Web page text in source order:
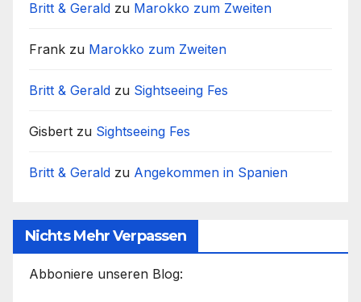
Britt & Gerald zu Marokko zum Zweiten
Frank zu Marokko zum Zweiten
Britt & Gerald zu Sightseeing Fes
Gisbert zu Sightseeing Fes
Britt & Gerald zu Angekommen in Spanien
Nichts Mehr Verpassen
Abboniere unseren Blog: